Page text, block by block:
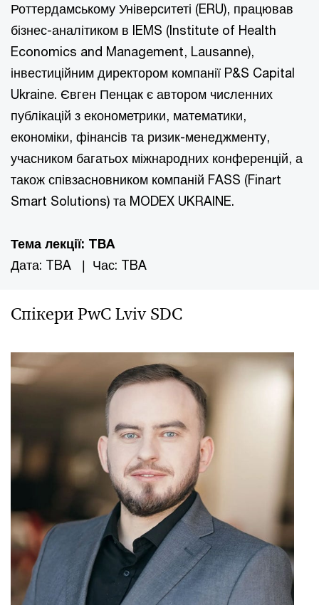
Роттердамському Університеті (ERU), працював
бізнес-аналітиком в IEMS (Institute of Health
Economics and Management, Lausanne),
інвестиційним директором компанії P&S Capital
Ukraine. Євген Пенцак є автором численних
публікацій з економетрики, математики,
економіки, фінансів та ризик-менеджменту,
учасником багатьох міжнародних конференцій, а
також співзасновником компаній FASS (Finart
Smart Solutions) та MODEX UKRAINE.
Тема лекції: TBA
Дата: TBA | Час: TBA
Спікери PwC Lviv SDC